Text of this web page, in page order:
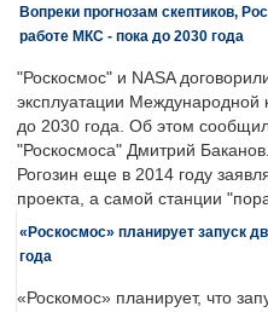
Вопреки прогнозам скептиков,
работе МКС - пока до 2030 года
"Роскосмос" и NASA
эксплуатации Международной
до 2030 года. Об этом
"Роскосмоса" Дмитрий
Рогозин еще в 2014 году
проекта, а самой станции
«Роскосмос» планирует запуск
года
«Роскомос» планирует, что